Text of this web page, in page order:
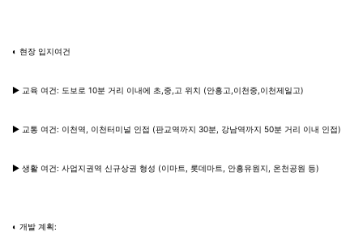
◐ 현장 입지여건
▶ 교육 여건: 도보로 10분 거리 이내에 초,중,고 위치 (안흥고,이천중,이천제일고)
▶ 교통 여건: 이천역, 이천터미널 인접 (판교역까지 30분, 강남역까지 50분 거리 이내 인접)
▶ 생활 여건: 사업지권역 신규상권 형성 (이마트, 롯데마트, 안흥유원지, 온천공원 등)
◐ 개발 계획: